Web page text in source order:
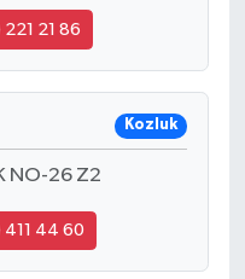
21 86
Kozluk
NO-26 Z2
411 44 60